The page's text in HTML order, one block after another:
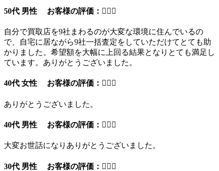
50代 男性 お客様の評価：
自分で買取店を9社まわるのが大変な環境に住んでいるの
で、自宅に居ながら9社一括査定をしていただけてとても助
かりました。希望額を大幅に上回る結果となりとても満足し
ています。ありがとうございました。
40代 女性 お客様の評価：
ありがとうございました。
40代 男性 お客様の評価：
大変お世話になりありがとうございました。
30代 男性 お客様の評価：